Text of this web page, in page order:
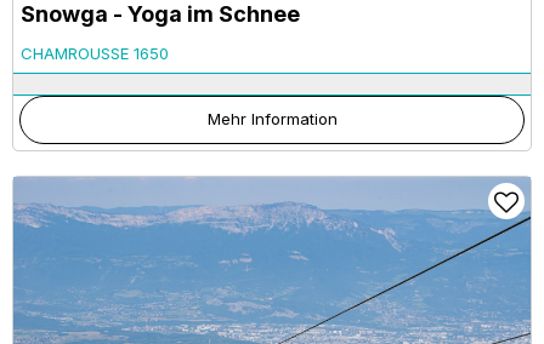
Snowga - Yoga im Schnee
CHAMROUSSE 1650
Mehr Information